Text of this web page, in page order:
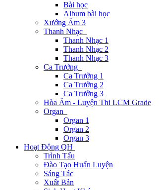
Bài học
Album bài học
Xướng Âm 3
Thanh Nhạc
Thanh Nhạc 1
Thanh Nhạc 2
Thanh Nhạc 3
Ca Trưởng
Ca Trưởng 1
Ca Trưởng 2
Ca Trưởng 3
Hòa Âm - Luyện Thi LCM Grade
Organ
Organ 1
Organ 2
Organ 3
Hoạt Động QH
Trình Tấu
Đào Tạo Huấn Luyện
Sáng Tác
Xuất Bản